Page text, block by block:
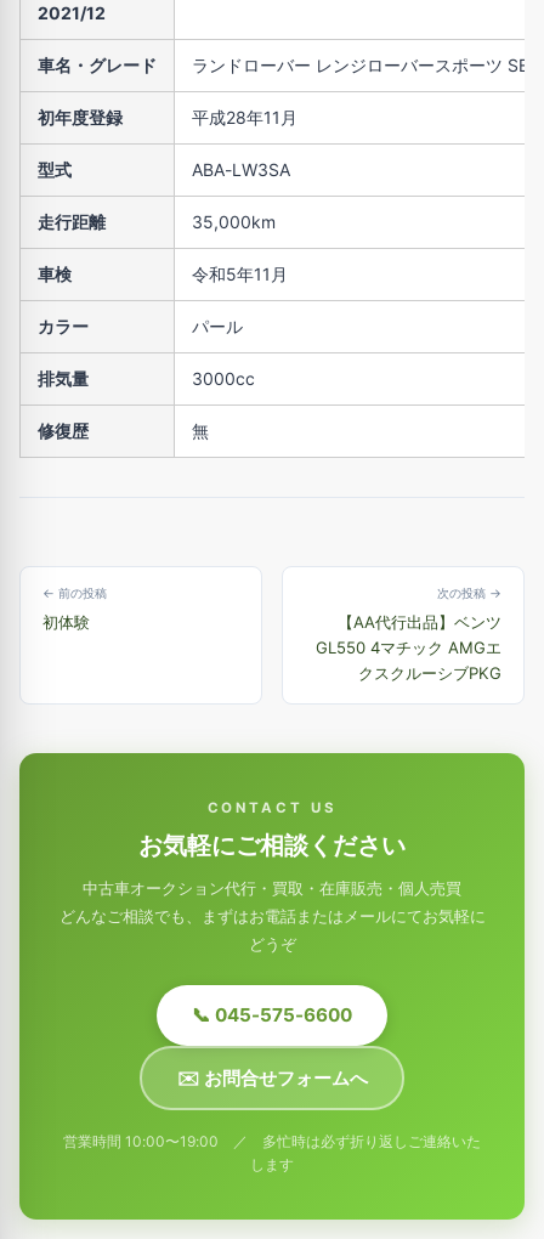
2021/12
車名・グレード ランドローバー レンジローバースポーツ SE
初年度登録 平成28年11月
型式 ABA-LW3SA
走行距離 35,000km
車検 令和5年11月
カラー パール
排気量 3000cc
修復歴 無
← 前の投稿
初体験
次の投稿 →
【AA代行出品】ベンツ
GL550 4マチック AMGエ
クスクルーシブPKG
CONTACT US
お気軽にご相談ください
中古車オークション代行・買取・在庫販売・個人売買
どんなご相談でも、まずはお電話またはメールにてお気軽に
どうぞ
📞 045-575-6600
✉️ お問合せフォームへ
営業時間 10:00〜19:00 ／ 多忙時は必ず折り返しご連絡いた
します